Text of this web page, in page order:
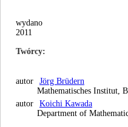
wydano
2011
Twórcy
autor
Jörg Brüdern
Mathematisches Institut,
autor
Koichi Kawada
Department of